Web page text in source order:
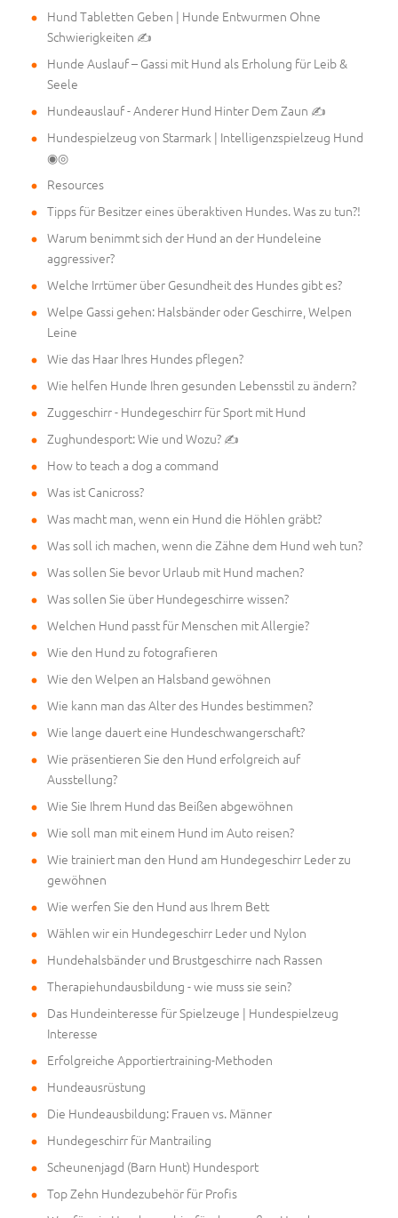
Hund Tabletten Geben | Hunde Entwurmen Ohne
Schwierigkeiten ✍
Hunde Auslauf – Gassi mit Hund als Erholung für Leib &
Seele
Hundeauslauf - Anderer Hund Hinter Dem Zaun ✍
Hundespielzeug von Starmark | Intelligenzspielzeug Hund
◉◎
Resources
Tipps für Besitzer eines überaktiven Hundes. Was zu tun?!
Warum benimmt sich der Hund an der Hundeleine
aggressiver?
Welche Irrtümer über Gesundheit des Hundes gibt es?
Welpe Gassi gehen: Halsbänder oder Geschirre, Welpen
Leine
Wie das Haar Ihres Hundes pflegen?
Wie helfen Hunde Ihren gesunden Lebensstil zu ändern?
Zuggeschirr - Hundegeschirr für Sport mit Hund
Zughundesport: Wie und Wozu? ✍
How to teach a dog a command
Was ist Canicross?
Was macht man, wenn ein Hund die Höhlen gräbt?
Was soll ich machen, wenn die Zähne dem Hund weh tun?
Was sollen Sie bevor Urlaub mit Hund machen?
Was sollen Sie über Hundegeschirre wissen?
Welchen Hund passt für Menschen mit Allergie?
Wie den Hund zu fotografieren
Wie den Welpen an Halsband gewöhnen
Wie kann man das Alter des Hundes bestimmen?
Wie lange dauert eine Hundeschwangerschaft?
Wie präsentieren Sie den Hund erfolgreich auf
Ausstellung?
Wie Sie Ihrem Hund das Beißen abgewöhnen
Wie soll man mit einem Hund im Auto reisen?
Wie trainiert man den Hund am Hundegeschirr Leder zu
gewöhnen
Wie werfen Sie den Hund aus Ihrem Bett
Wählen wir ein Hundegeschirr Leder und Nylon
Hundehalsbänder und Brustgeschirre nach Rassen
Therapiehundausbildung - wie muss sie sein?
Das Hundeinteresse für Spielzeuge | Hundespielzeug
Interesse
Erfolgreiche Apportiertraining-Methoden
Hundeausrüstung
Die Hundeausbildung: Frauen vs. Männer
Hundegeschirr für Mantrailing
Scheunenjagd (Barn Hunt) Hundesport
Top Zehn Hundezubehör für Profis